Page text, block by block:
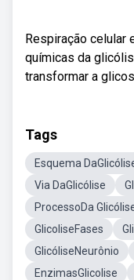
Respiração celular
químicas da
transformar a
Tags
Esquema
Via DaGlicólise
ProcessoDa
GlicoliseFases
GlicóliseNeurônio
EnzimasGlicolise